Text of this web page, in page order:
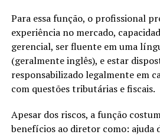
Para essa função, o profissional
experiência no mercado,
gerencial, ser fluente em uma
(geralmente inglês), e estar
responsabilizado legalmente em
com questões tributárias e fiscais.
Apesar dos riscos, a função
benefícios ao diretor como: ajuda